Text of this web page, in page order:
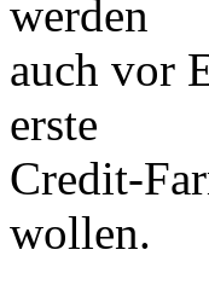
werden
auch vor
erste
Credit-
wollen.